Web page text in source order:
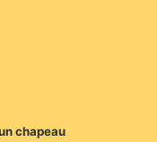
chapeau